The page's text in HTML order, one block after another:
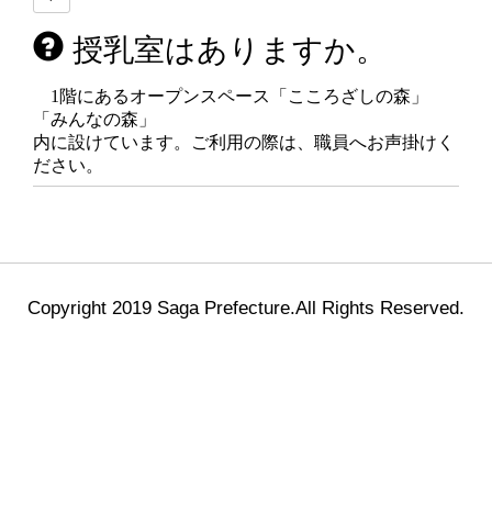
授乳室はありますか。
1階にあるオープンスペース「こころざしの森」
「みんなの森」
内に設けています。ご利用の際は、職員へお声掛けく
ださい。
Copyright 2019 Saga Prefecture.All Rights Reserved.